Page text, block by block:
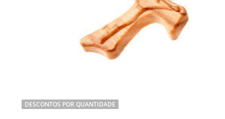
DESCONTOS POR QUANTIDADE